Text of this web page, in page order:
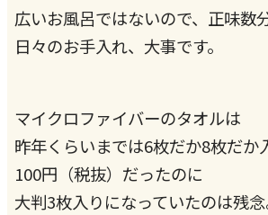
広いお風呂ではないので、正味数分
日々のお手入れ、大事です。
マイクロファイバーのタオルは
昨年くらいまでは6枚だか8枚だか
100円（税抜）だったのに
大判3枚入りになっていたのは残念